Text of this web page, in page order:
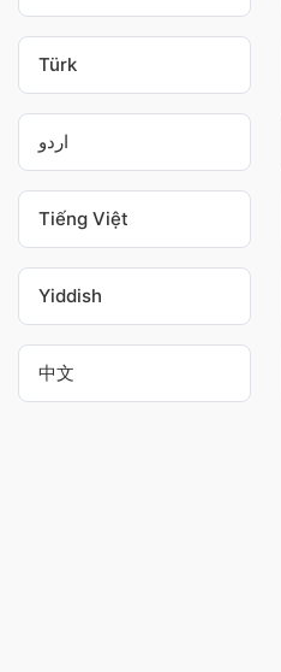
Türk
اردو
Tiếng Việt
Yiddish
中文